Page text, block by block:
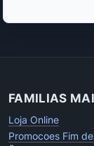
FAMILIAS
Loja Online
Promocoes Fim de